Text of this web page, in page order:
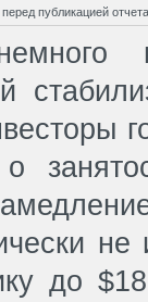
о
до